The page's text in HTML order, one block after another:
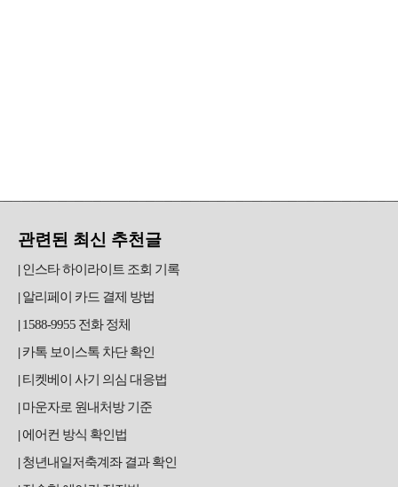
관련된 최신 추천글
인스타 하이라이트 조회 기록
알리페이 카드 결제 방법
1588-9955 전화 정체
카톡 보이스톡 차단 확인
티켓베이 사기 의심 대응법
마운자로 원내처방 기준
에어컨 방식 확인법
청년내일저축계좌 결과 확인